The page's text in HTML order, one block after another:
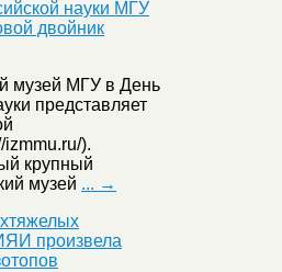
музей МГУ в День
представляет
izmmu.ru/).
крупный
музей ... →
произвела